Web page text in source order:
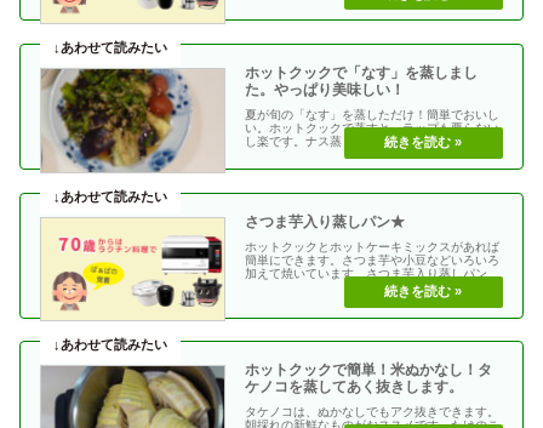
ホットクックで「なす」を蒸しまし
た。やっぱり美味しい！
夏が旬の「なす」を蒸しただけ！簡単でおいし
い。ホットクックで蒸すと、ラップも要らない
し楽です。ナス蒸し手動で作る→蒸す→３分下
記動画↓をクイ・・
さつま芋入り蒸しパン★
ホットクックとホットケーキミックスがあれば
簡単にできます。さつま芋や小豆などいろいろ
加えて焼いています。さつま芋入り蒸しパン手
ホットクックで簡単！米ぬかなし！タ
ケノコを蒸してあく抜きします。
タケノコは、ぬかなしでもアク抜きできます。